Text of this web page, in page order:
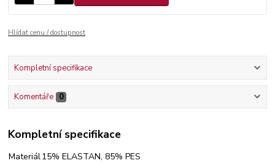
Hlídat cenu / dostupnost
Kompletní specifikace
Komentáře 0
Kompletní specifikace
Materiál15% ELASTAN, 85% PES